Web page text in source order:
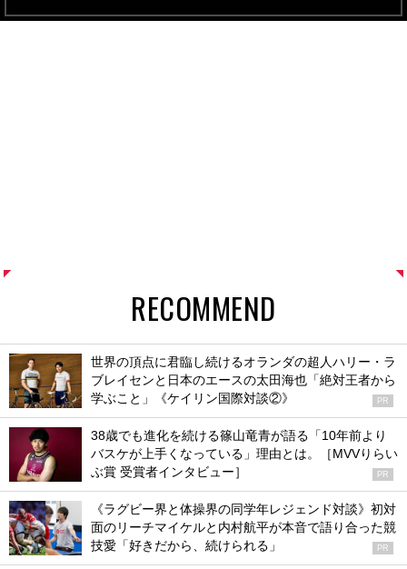
RECOMMEND
世界の頂点に君臨し続けるオランダの超人ハリー・ラ
ブレイセンと日本のエースの太田海也「絶対王者から
学ぶこと」《ケイリン国際対談②》
PR
38歳でも進化を続ける篠山竜青が語る「10年前より
バスケが上手くなっている」理由とは。［MVVりらい
ぶ賞 受賞者インタビュー］
PR
《ラグビー界と体操界の同学年レジェンド対談》初対
面のリーチマイケルと内村航平が本音で語り合った競
技愛「好きだから、続けられる」
PR